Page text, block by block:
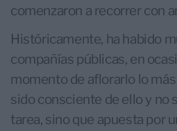
comenzaron a recorrer con
Históricamente, ha habido
compañías públicas, en
momento de aflorarlo lo
sido consciente de ello y no
tarea, sino que apuesta por